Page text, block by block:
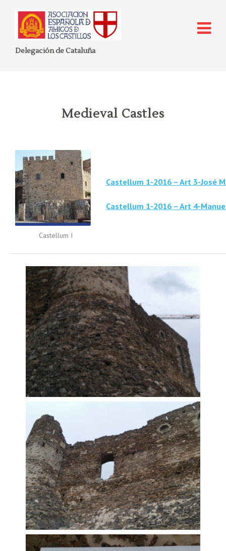
Delegación de Cataluña
Medieval Castles
Castellum I
Castellum 1-2016 – Art 3-José
Castellum 1-2016 – Art 4-